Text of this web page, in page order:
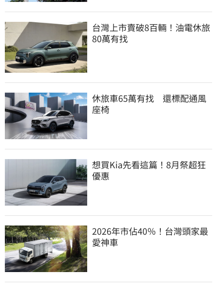
台灣上市賣破8百輛！油電休旅
80萬有找
休旅車65萬有找　還標配通風
座椅
想買Kia先看這篇！8月祭超狂
優惠
2026年市佔40％！台灣頭家最
愛神車